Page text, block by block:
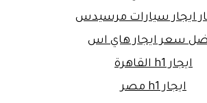
ايجار سيارات مرسيدس
سعر ايجار هاي اس
ايجار h1 القاهرة
ايجار h1 مصر